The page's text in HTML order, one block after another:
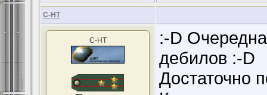
С-НТ
С-НТ
:-D
дебилов :-D
Достаточно